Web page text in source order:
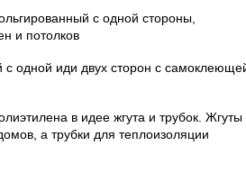
с одной стороны,
и потолков
одной иди двух сторон с
в идее жгута и трубок. Жгуты
а трубки для теплоизоляции